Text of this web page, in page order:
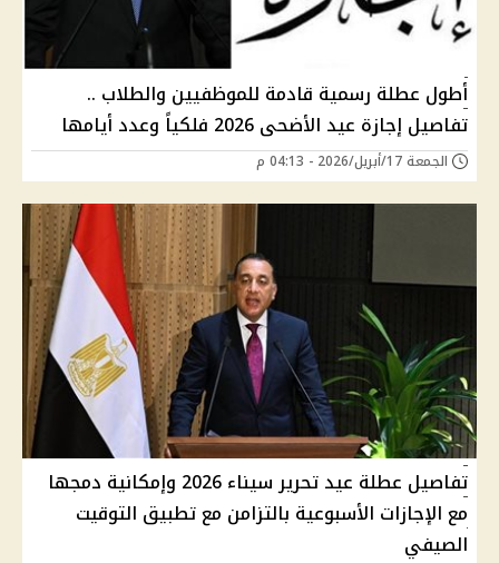
أطول عطلة رسمية قادمة للموظفيين والطلاب ..
تفاصيل إجازة عيد الأضحى 2026 فلكياً وعدد أيامها
الجمعة 17/أبريل/2026 - 04:13 م
تفاصيل عطلة عيد تحرير سيناء 2026 وإمكانية دمجها
مع الإجازات الأسبوعية بالتزامن مع تطبيق التوقيت
الصيفي